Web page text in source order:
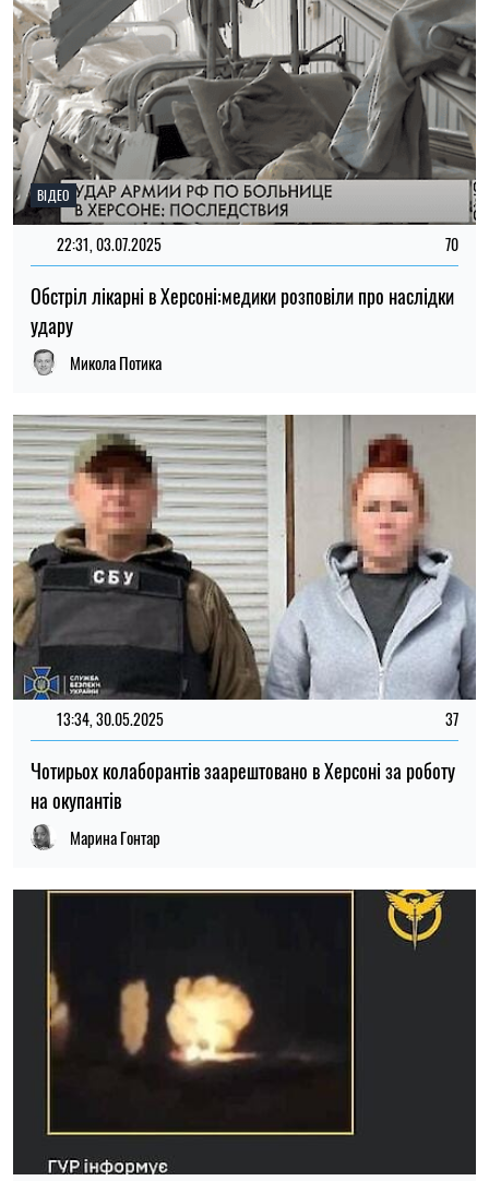
ВІДЕО
22:31, 03.07.2025 70
Обстріл лікарні в Херсоні:медики розповіли про наслідки
удару
Микола Потика
13:34, 30.05.2025 37
Чотирьох колаборантів заарештовано в Херсоні за роботу
на окупантів
Марина Гонтар